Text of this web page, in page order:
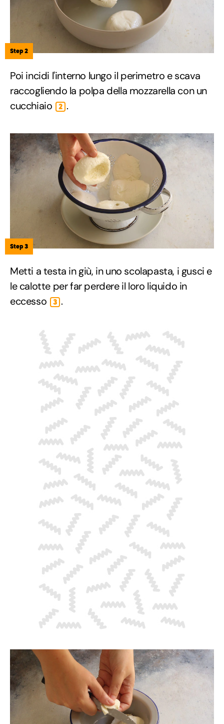
Step 2
Poi incidi l'interno lungo il perimetro e scava
raccogliendo la polpa della mozzarella con un
cucchiaio
2 .
Step 3
Metti a testa in giù, in uno scolapasta, i gusci e
le calotte per far perdere il loro liquido in
eccesso
3 .